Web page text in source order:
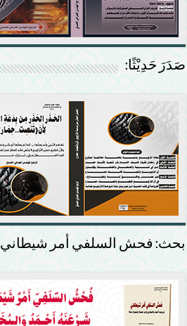
صَدَرَ حَدِيْثًا:
بحث: فحش السلفي أمر شيطاني